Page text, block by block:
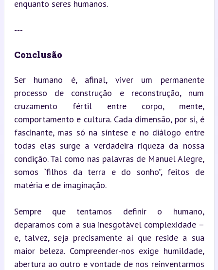
enquanto seres humanos.
---
Conclusão
Ser humano é, afinal, viver um permanente
processo de construção e reconstrução, num
cruzamento fértil entre corpo, mente,
comportamento e cultura. Cada dimensão, por si, é
fascinante, mas só na síntese e no diálogo entre
todas elas surge a verdadeira riqueza da nossa
condição. Tal como nas palavras de Manuel Alegre,
somos “filhos da terra e do sonho”, feitos de
matéria e de imaginação.
Sempre que tentamos definir o humano,
deparamos com a sua inesgotável complexidade –
e, talvez, seja precisamente aí que reside a sua
maior beleza. Compreender-nos exige humildade,
abertura ao outro e vontade de nos reinventarmos